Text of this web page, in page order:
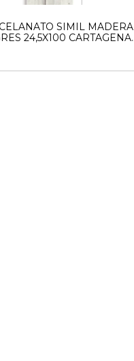
SIMIL MADERA
24,5X100 CARTAGENA